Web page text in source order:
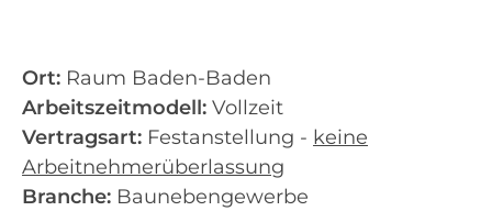
Ort: Raum Baden-Baden
Arbeitszeitmodell: Vollzeit
Vertragsart: Festanstellung - keine
Arbeitnehmerüberlassung
Branche: Baunebengewerbe